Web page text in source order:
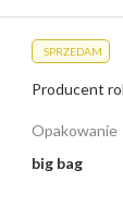
SPRZEDAM
Opakowanie
big bag